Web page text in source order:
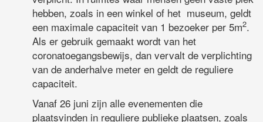
hebben, zoals in een winkel of het museum, geldt
een maximale capaciteit van 1 bezoeker per 5m2.
Als er gebruik gemaakt wordt van het
coronatoegangsbewijs, dan vervalt de verplichting
van de anderhalve meter en geldt de reguliere
capaciteit.
Vanaf 26 juni zijn alle evenementen die
plaatsvinden in reguliere publieke plaatsen, zoals